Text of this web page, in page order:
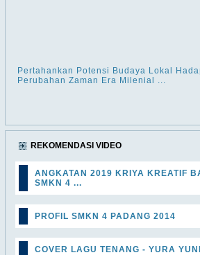
Pertahankan Potensi Budaya Lokal
Perubahan Zaman Era Milenial ...
REKOMENDASI VIDEO
ANGKATAN 2019 KRIYA KREATIF
SMKN 4 ...
PROFIL SMKN 4 PADANG 2014
COVER LAGU TENANG - YURA